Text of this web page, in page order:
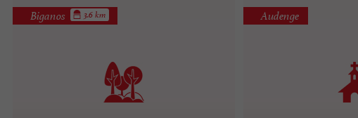
Biganos 3.6 km Audenge